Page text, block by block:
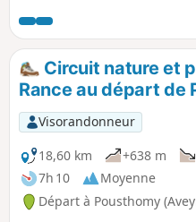
barrage des raspes, celui de
gauche à Villeneuve-sur-
Circuit nature et
Rance au départ de
Visorandonneur
18,60 km
+638 m
7h 10
Moyenne
Départ à Pousthomy